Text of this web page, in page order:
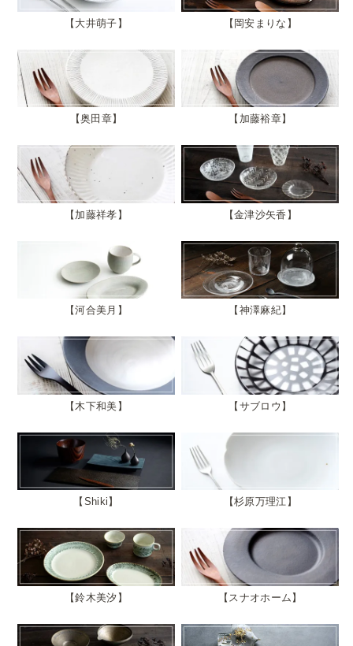
大井萌子 岡安まりな
奥田章 加藤裕章
加藤祥孝 金津沙矢香
河合美月 神澤麻紀
木下和美 サブロウ
Shiki 杉原万理江
鈴木美汐 スナオホーム